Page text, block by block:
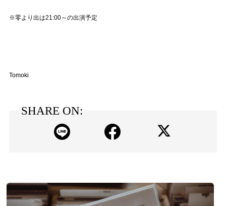
※零より出は21:00～の出演予定
Tomoki
SHARE ON: